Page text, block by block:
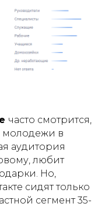
часто смотрится,
молодежи в
аудитория
любит
Но,
сидят только
сегмент 35-